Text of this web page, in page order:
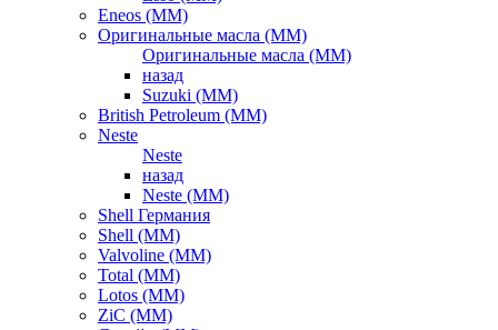
Eneos (ММ)
Оригинальные масла (ММ)
Оригинальные масла (ММ)
назад
Suzuki (ММ)
British Petroleum (ММ)
Neste
Neste
назад
Neste (ММ)
Shell Германия
Shell (ММ)
Valvoline (ММ)
Total (ММ)
Lotos (ММ)
ZiC (ММ)